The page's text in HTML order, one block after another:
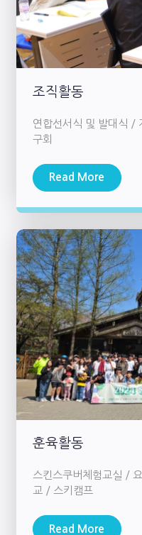
조직활동
연합선서식 및 발대식 /
구회
Read More
훈육활동
스킨스쿠버체험교실 /
교 / 스키캠프
Read More